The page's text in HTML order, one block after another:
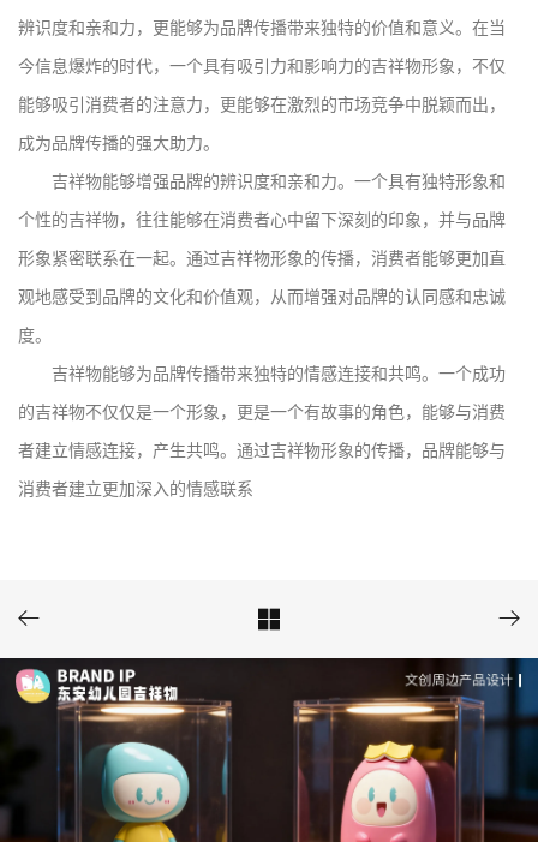
辨识度和亲和力，更能够为品牌传播带来独特的价值和意义。在当
今信息爆炸的时代，一个具有吸引力和影响力的吉祥物形象，不仅
能够吸引消费者的注意力，更能够在激烈的市场竞争中脱颖而出，
成为品牌传播的强大助力。
吉祥物能够增强品牌的辨识度和亲和力。一个具有独特形象和
个性的吉祥物，往往能够在消费者心中留下深刻的印象，并与品牌
形象紧密联系在一起。通过吉祥物形象的传播，消费者能够更加直
观地感受到品牌的文化和价值观，从而增强对品牌的认同感和忠诚
度。
吉祥物能够为品牌传播带来独特的情感连接和共鸣。一个成功
的吉祥物不仅仅是一个形象，更是一个有故事的角色，能够与消费
者建立情感连接，产生共鸣。通过吉祥物形象的传播，品牌能够与
消费者建立更加深入的情感联系
  